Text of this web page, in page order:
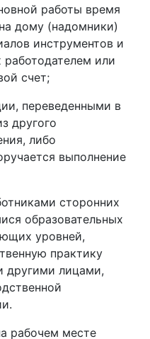
работы время
дому (надомники)
инструментов и
или
счет;
переведенными в
другого
либо
выполнение
сторонних
образовательных
уровней,
практику
другими лицами,
рабочем месте